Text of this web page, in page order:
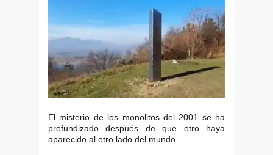
El misterio de los monolitos del 2001 se ha
profundizado después de que otro haya
aparecido al otro lado del mundo.